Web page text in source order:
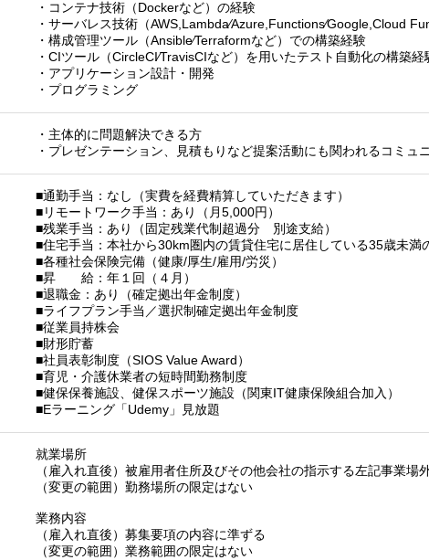
・コンテナ技術（Dockerなど）の経験
・サーバレス技術（AWS,Lambda∕Azure,Functions∕Google,Cloud
・構成管理ツール（Ansible∕Terraformなど）での構築経験
・CIツール（CircleCI∕TravisCIなど）を用いたテスト自動化の構築経
・アプリケーション設計・開発
・プログラミング
・主体的に問題解決できる方
・プレゼンテーション、見積もりなど提案活動にも関われるコミュ
■通勤手当：なし（実費を経費精算していただきます）
■リモートワーク手当：あり（月5,000円）
■残業手当：あり（固定残業代制超過分 別途支給）
■住宅手当：本社から30km圏内の賃貸住宅に居住している35歳未満
■各種社会保険完備（健康/厚生/雇用/労災）
■昇 給：年１回（４月）
■退職金：あり（確定拠出年金制度）
■ライフプラン手当／選択制確定拠出年金制度
■従業員持株会
■財形貯蓄
■社員表彰制度（SIOS Value Award）
■育児・介護休業者の短時間勤務制度
■健保保養施設、健保スポーツ施設（関東IT健康保険組合加入）
■Eラーニング「Udemy」見放題
就業場所
（雇入れ直後）被雇用者住所及びその他会社の指示する左記事業場
（変更の範囲）勤務場所の限定はない
業務内容
（雇入れ直後）募集要項の内容に準ずる
（変更の範囲）業務範囲の限定はない